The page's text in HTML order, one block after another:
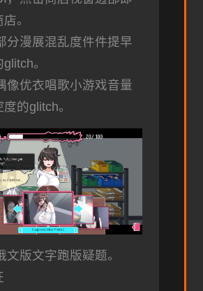
。
分漫展混乱度件件提早
。
像优衣唱歌小游戏音量
的glitch。
文版文字跑版疑题。